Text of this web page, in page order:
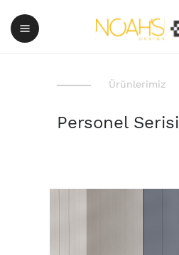
Ürünlerimiz
Personel Serisi